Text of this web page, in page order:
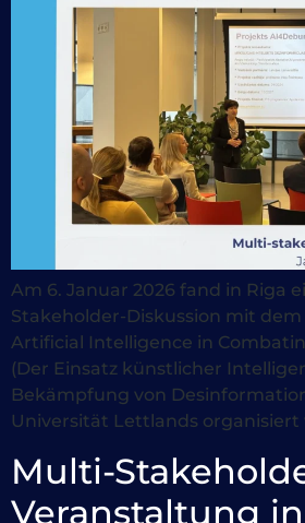
Am 6. Januar 2026 fand in Riga
Stakeholder-Diskussion mit dem
Artificial Intelligence in
(Der Einsatz künstlicher
Bekämpfung von
Universität Lettlands organisiert
Multi-
Veranstaltung